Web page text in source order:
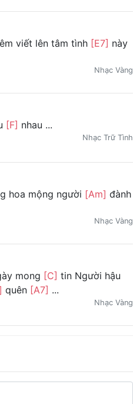
viết lên tâm tình [E7] này
Nhạc Vàng
[F] nhau ...
Nhạc Trữ Tình
hoa mộng người [Am] đành
Nhạc Vàng
mong [C] tin Người hậu
quên [A7] ...
Nhạc Vàng